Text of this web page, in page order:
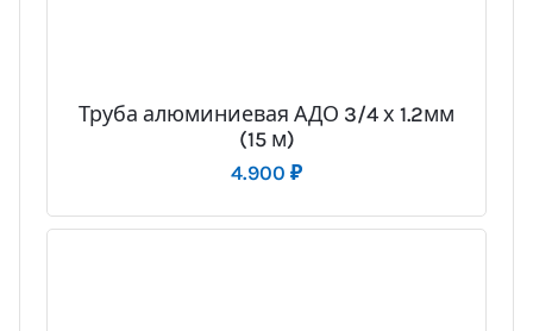
Труба алюминиевая АДО 3/4 х 1.2мм
(15 м)
4.900 ₽